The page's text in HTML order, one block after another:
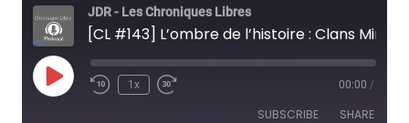
JDR - Les Chroniques Libres
Play
Episode
Rewind
1x
Fast
00:00 /
SUBSCRIBE SHARE